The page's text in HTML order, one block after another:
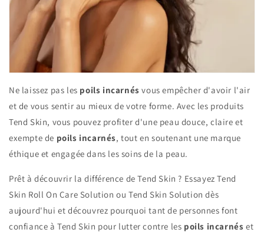
Ne laissez pas les poils incarnés vous empêcher d'avoir l'air
et de vous sentir au mieux de votre forme. Avec les produits
Tend Skin, vous pouvez profiter d'une peau douce, claire et
exempte de poils incarnés, tout en soutenant une marque
éthique et engagée dans les soins de la peau.
Prêt à découvrir la différence de Tend Skin ? Essayez Tend
Skin Roll On Care Solution ou Tend Skin Solution dès
aujourd'hui et découvrez pourquoi tant de personnes font
confiance à Tend Skin pour lutter contre les poils incarnés et